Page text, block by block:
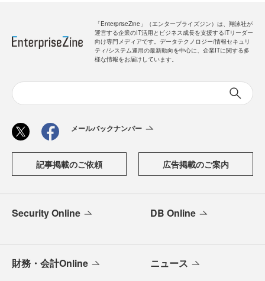
「EnterpriseZine」（エンタープライズジン）は、翔泳社が
運営する企業のIT活用とビジネス成長を支援するITリーダー
向け専門メディアです。データテクノロジー/情報セキュリ
ティ/システム運用の最新動向を中心に、企業ITに関する多
様な情報をお届けしています。
メールバックナンバー
記事掲載のご依頼 広告掲載のご案内
Security Online DB Online
財務・会計Online ニュース